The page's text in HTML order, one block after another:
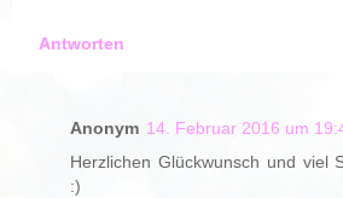
Antworten
Anonym 14. Februar 2016 um
Herzlichen Glückwunsch und viel
:)